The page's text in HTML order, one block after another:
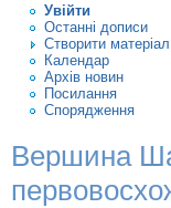
е
ю
Увiйти
Останні дописи
Створити матерiал
Календар
Архів новин
Посилання
Спорядження
Вершина